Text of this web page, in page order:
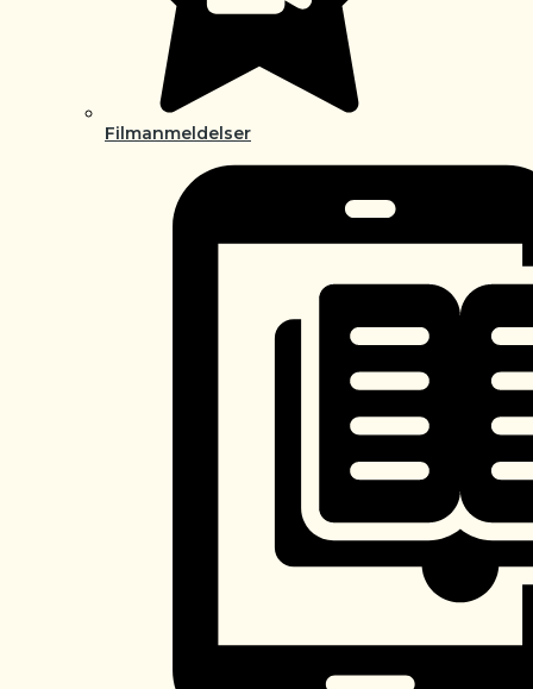
Filmanmeldelser